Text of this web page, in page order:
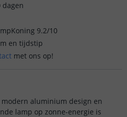
9.2/10
en tijdstip
met ons op!
aluminium design en
lamp op zonne-energie is